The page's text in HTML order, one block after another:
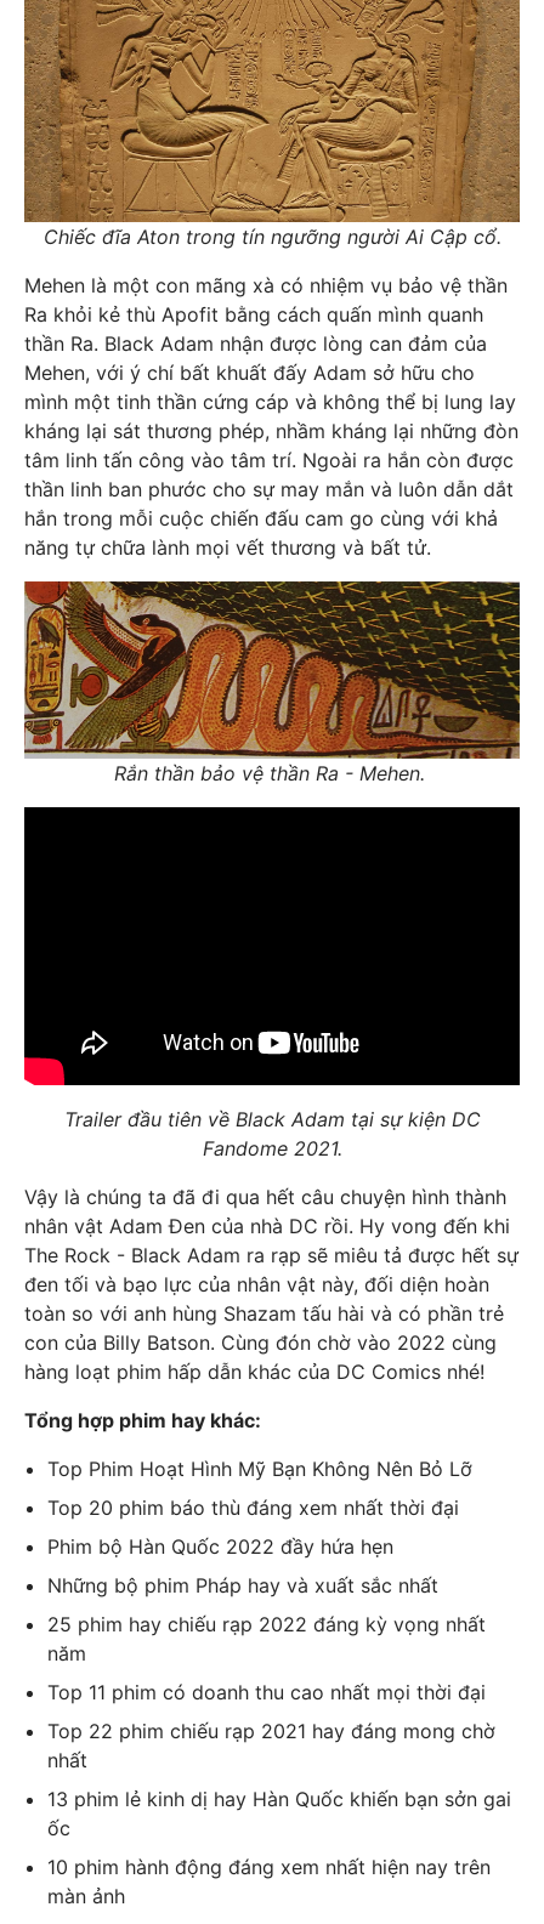
Chiếc đĩa Aton trong tín ngưỡng người Ai Cập cổ.
Mehen là một con mãng xà có nhiệm vụ bảo vệ thần
Ra khỏi kẻ thù Apofit bằng cách quấn mình quanh
thần Ra. Black Adam nhận được lòng can đảm của
Mehen, với ý chí bất khuất đấy Adam sở hữu cho
mình một tinh thần cứng cáp và không thể bị lung lay
kháng lại sát thương phép, nhầm kháng lại những đòn
tâm linh tấn công vào tâm trí. Ngoài ra hắn còn được
thần linh ban phước cho sự may mắn và luôn dẫn dắt
hắn trong mỗi cuộc chiến đấu cam go cùng với khả
năng tự chữa lành mọi vết thương và bất tử.
Rắn thần bảo vệ thần Ra - Mehen.
Trailer đầu tiên về Black Adam tại sự kiện DC
Fandome 2021.
Vậy là chúng ta đã đi qua hết câu chuyện hình thành
nhân vật Adam Đen của nhà DC rồi. Hy vong đến khi
The Rock - Black Adam ra rạp sẽ miêu tả được hết sự
đen tối và bạo lực của nhân vật này, đối diện hoàn
toàn so với anh hùng Shazam tấu hài và có phần trẻ
con của Billy Batson. Cùng đón chờ vào 2022 cùng
hàng loạt phim hấp dẫn khác của DC Comics nhé!
Tổng hợp phim hay khác:
Top Phim Hoạt Hình Mỹ Bạn Không Nên Bỏ Lỡ
Top 20 phim báo thù đáng xem nhất thời đại
Phim bộ Hàn Quốc 2022 đầy hứa hẹn
Những bộ phim Pháp hay và xuất sắc nhất
25 phim hay chiếu rạp 2022 đáng kỳ vọng nhất
năm
Top 11 phim có doanh thu cao nhất mọi thời đại
Top 22 phim chiếu rạp 2021 hay đáng mong chờ
nhất
13 phim lẻ kinh dị hay Hàn Quốc khiến bạn sởn gai
ốc
10 phim hành động đáng xem nhất hiện nay trên
màn ảnh